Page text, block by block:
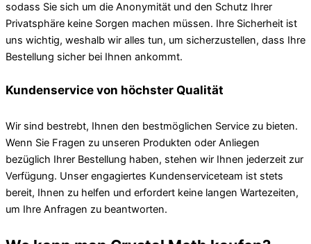
sodass Sie sich um die Anonymität und den Schutz Ihrer
Privatsphäre keine Sorgen machen müssen. Ihre Sicherheit ist
uns wichtig, weshalb wir alles tun, um sicherzustellen, dass Ihre
Bestellung sicher bei Ihnen ankommt.
Kundenservice von höchster Qualität
Wir sind bestrebt, Ihnen den bestmöglichen Service zu bieten.
Wenn Sie Fragen zu unseren Produkten oder Anliegen
bezüglich Ihrer Bestellung haben, stehen wir Ihnen jederzeit zur
Verfügung. Unser engagiertes Kundenserviceteam ist stets
bereit, Ihnen zu helfen und erfordert keine langen Wartezeiten,
um Ihre Anfragen zu beantworten.